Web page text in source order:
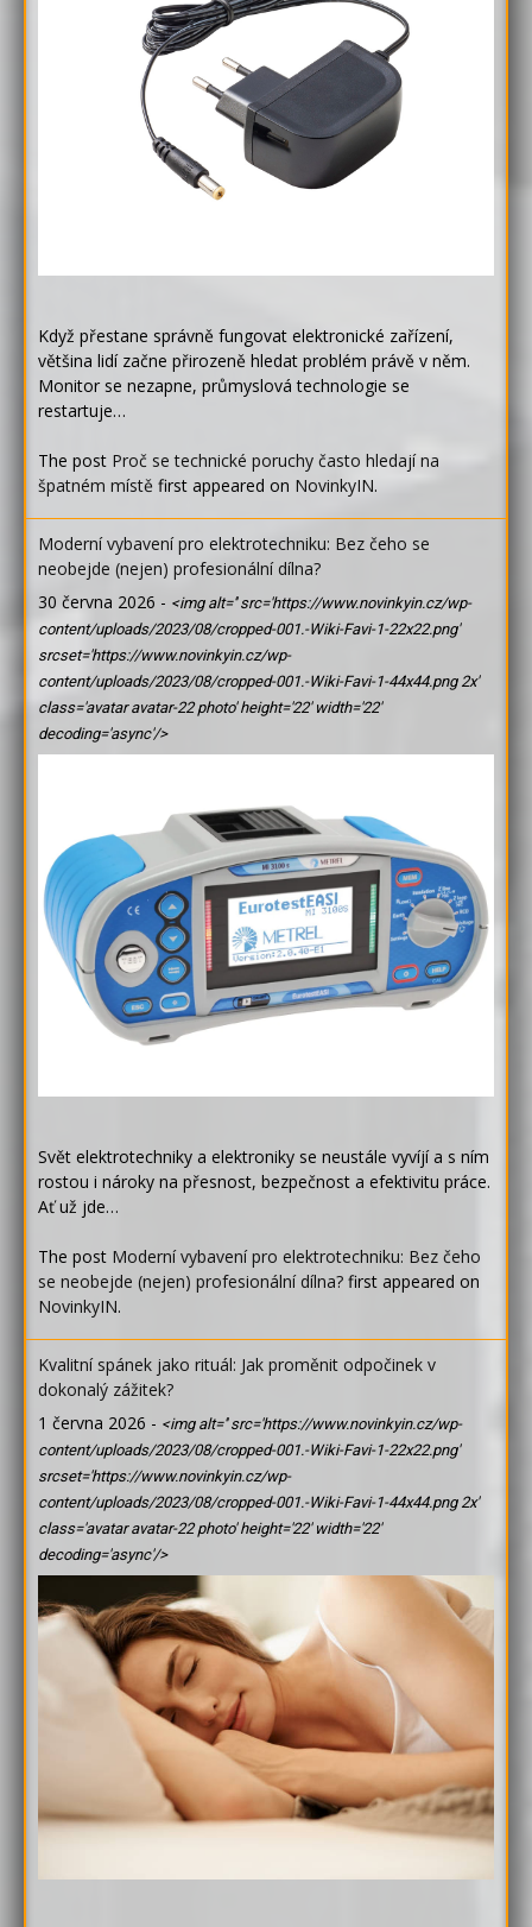
Když přestane správně fungovat elektronické zařízení,
většina lidí začne přirozeně hledat problém právě v něm.
Monitor se nezapne, průmyslová technologie se
restartuje…
The post Proč se technické poruchy často hledají na
špatném místě first appeared on NovinkyIN.
Moderní vybavení pro elektrotechniku: Bez čeho se
neobejde (nejen) profesionální dílna?
30 června 2026 - <img alt='' src='https://www.novinkyin.cz/wp-
content/uploads/2023/08/cropped-001.-Wiki-Favi-1-22x22.png'
srcset='https://www.novinkyin.cz/wp-
content/uploads/2023/08/cropped-001.-Wiki-Favi-1-44x44.png 2x'
class='avatar avatar-22 photo' height='22' width='22'
decoding='async'/>
Svět elektrotechniky a elektroniky se neustále vyvíjí a s ním
rostou i nároky na přesnost, bezpečnost a efektivitu práce.
Ať už jde…
The post Moderní vybavení pro elektrotechniku: Bez čeho
se neobejde (nejen) profesionální dílna? first appeared on
NovinkyIN.
Kvalitní spánek jako rituál: Jak proměnit odpočinek v
dokonalý zážitek?
1 června 2026 - <img alt='' src='https://www.novinkyin.cz/wp-
content/uploads/2023/08/cropped-001.-Wiki-Favi-1-22x22.png'
srcset='https://www.novinkyin.cz/wp-
content/uploads/2023/08/cropped-001.-Wiki-Favi-1-44x44.png 2x'
class='avatar avatar-22 photo' height='22' width='22'
decoding='async'/>